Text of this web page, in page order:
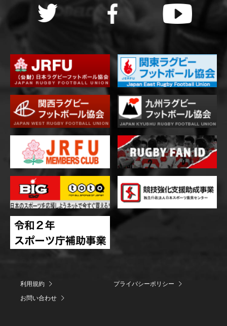
利用規約
プライバシーポリシー
お問い合わせ